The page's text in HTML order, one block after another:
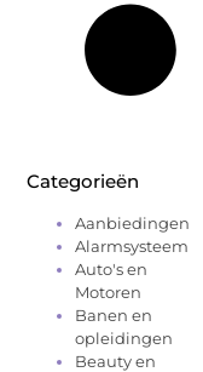
Categorieën
Aanbiedingen
Alarmsysteem
Auto's en
Motoren
Banen en
opleidingen
Beauty en